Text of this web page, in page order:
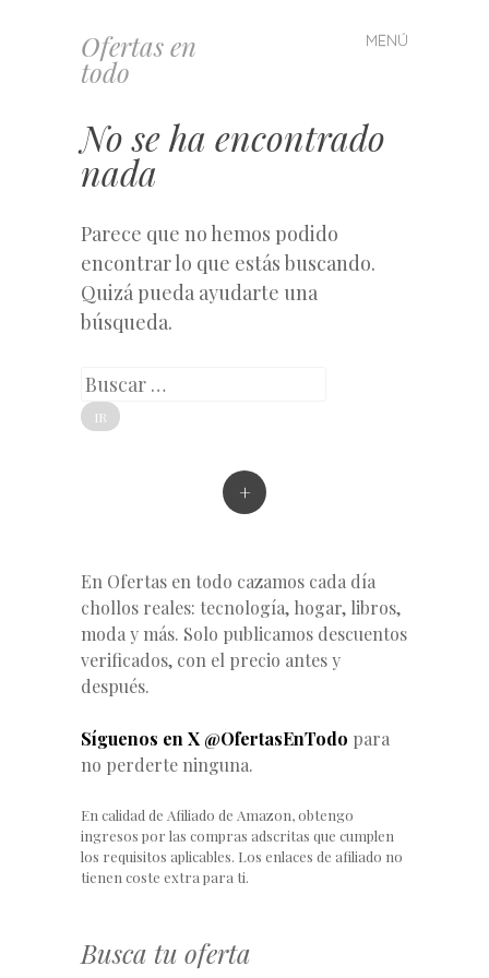
Ofertas en
todo
MENÚ
Saltar
al
No se ha encontrado
nada
Parece que no hemos podido
encontrar lo que estás buscando.
Quizá pueda ayudarte una
búsqueda.
Buscar
+
En Ofertas en todo cazamos cada día
chollos reales: tecnología, hogar, libros,
moda y más. Solo publicamos descuentos
verificados, con el precio antes y
después.
Síguenos en X @OfertasEnTodo para
no perderte ninguna.
En calidad de Afiliado de Amazon, obtengo
ingresos por las compras adscritas que cumplen
los requisitos aplicables. Los enlaces de afiliado no
tienen coste extra para ti.
Busca tu oferta